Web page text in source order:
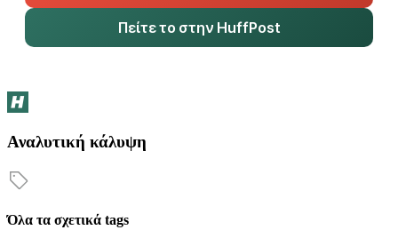
Πείτε το στην HuffPost
Αναλυτική κάλυψη
Όλα τα σχετικά tags